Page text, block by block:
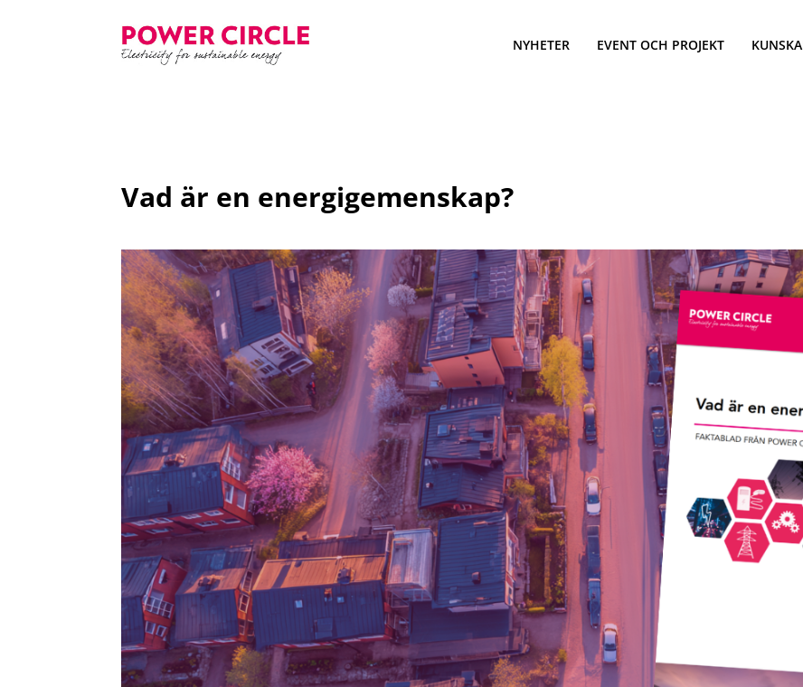
NYHETER EVENT OCH PROJEKT
Vad är en energigemenskap?